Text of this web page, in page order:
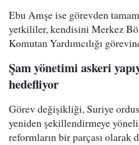
Ebu Amşe ise görevden
yetkililer, kendisini Merkez
Komutan Yardımcılığı
Şam yönetimi askeri
hedefliyor
Görev değişikliği, Suriye
yeniden şekillendirmeye
reformların bir parçası olarak